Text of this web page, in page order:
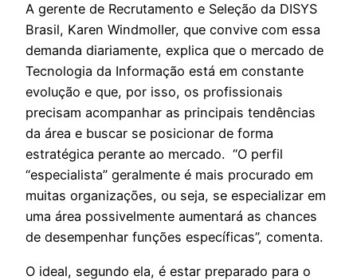
A gerente de Recrutamento e Seleção da DISYS
Brasil, Karen Windmoller, que convive com essa
demanda diariamente, explica que o mercado de
Tecnologia da Informação está em constante
evolução e que, por isso, os profissionais
precisam acompanhar as principais tendências
da área e buscar se posicionar de forma
estratégica perante ao mercado. “O perfil
“especialista” geralmente é mais procurado em
muitas organizações, ou seja, se especializar em
uma área possivelmente aumentará as chances
de desempenhar funções específicas”, comenta.
O ideal, segundo ela, é estar preparado para o